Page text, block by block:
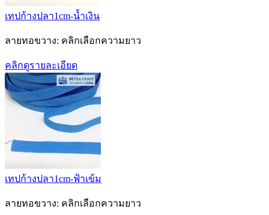
เทปก้างปลา1cm-น้ำเงิน
ลายทอขวาง: คลิกเลือกความยาว
คลิกดูรายละเอียด
เทปก้างปลา1cm-ฟ้าเข้ม
ลายทอขวาง: คลิกเลือกความยาว